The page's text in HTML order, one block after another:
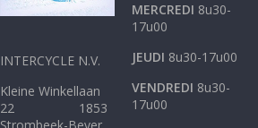
INTERCYCLE N.V.
Kleine Winkellaan
22 1853
MERCREDI 8u30-
17u00
JEUDI 8u30-17u00
VENDREDI 8u30-
17u00